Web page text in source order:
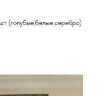
(голубые,белые,серебро)